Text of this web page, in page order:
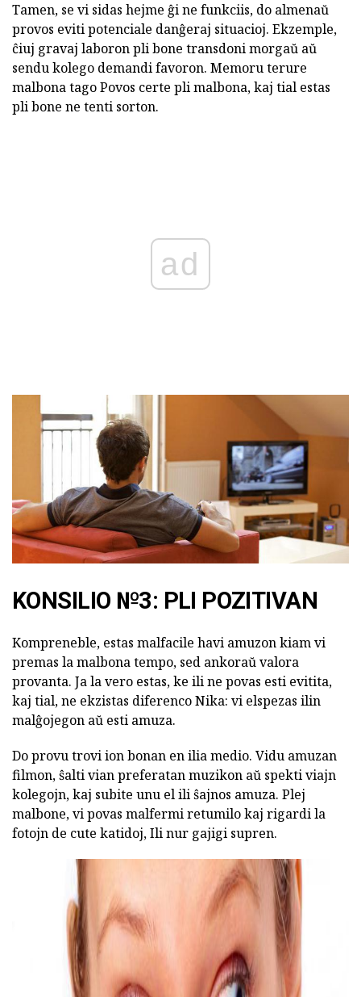
Tamen, se vi sidas hejme ĝi ne funkciis, do almenaŭ
provos eviti potenciale danĝeraj situacioj. Ekzemple,
ĉiuj gravaj laboron pli bone transdoni morgaŭ aŭ
sendu kolego demandi favoron. Memoru terure
malbona tago Povos certe pli malbona, kaj tial estas
pli bone ne tenti sorton.
ad
KONSILIO №3: PLI POZITIVAN
Kompreneble, estas malfacile havi amuzon kiam vi
premas la malbona tempo, sed ankoraŭ valora
provanta. Ja la vero estas, ke ili ne povas esti evitita,
kaj tial, ne ekzistas diferenco Nika: vi elspezas ilin
malĝojegon aŭ esti amuza.
Do provu trovi ion bonan en ilia medio. Vidu amuzan
filmon, ŝalti vian preferatan muzikon aŭ spekti viajn
kolegojn, kaj subite unu el ili ŝajnos amuza. Plej
malbone, vi povas malfermi retumilo kaj rigardi la
fotojn de cute katidoj, Ili nur gajigi supren.